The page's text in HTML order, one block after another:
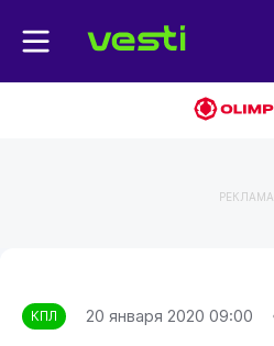
РЕКЛАМА
КПЛ 20 января 2020 09:00